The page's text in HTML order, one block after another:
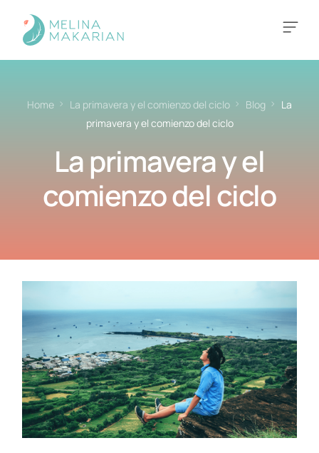
Home La primavera y el comienzo del ciclo Blog
La
primavera y el comienzo del ciclo
La primavera y el
comienzo del ciclo